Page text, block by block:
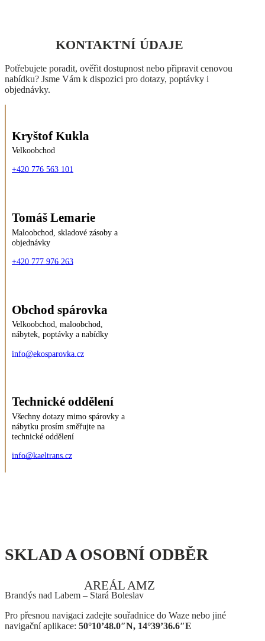
KONTAKTNÍ ÚDAJE
Potřebujete poradit, ověřit dostupnost nebo připravit cenovou
nabídku? Jsme Vám k dispozici pro dotazy, poptávky i
objednávky.
Kryštof Kukla
Velkoobchod
+420 776 563 101
Tomáš Lemarie
Maloobchod, skladové zásoby a
objednávky
+420 777 976 263
Obchod spárovka
Velkoobchod, maloobchod,
nábytek, poptávky a nabídky
info@ekosparovka.cz
Technické oddělení
Všechny dotazy mimo spárovky a
nábytku prosím směřujte na
technické oddělení
info@kaeltrans.cz
SKLAD A OSOBNÍ ODBĚR
AREÁL AMZ
Brandýs nad Labem – Stará Boleslav
Pro přesnou navigaci zadejte souřadnice do Waze nebo jiné
navigační aplikace: 50°10’48.0″N, 14°39’36.6″E